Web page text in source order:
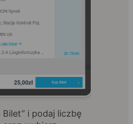
Bilet” i podaj liczbę